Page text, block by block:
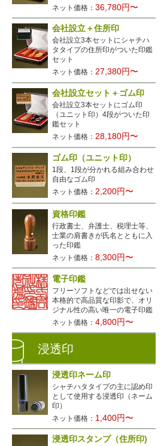
ネット価格：36,780円〜
会社設立＋住所印
会社設立3本セットにシャチハ
タタイプの住所印がついた印鑑
セット
ネット価格：27,380円〜
会社設立セット＋ゴム印
会社設立3本セットにゴム印
（ユニット印）4段がついた印
鑑セット
ネット価格：28,180円〜
ゴム印（ユニット印）
1段、1段が分かれる組み合わせ
自由なゴム印
ネット価格：2,200円〜
資格印鑑
行政書士、弁護士、税理士等、
士業の肩書きが氏名とともに入
った印鑑
ネット価格：8,300円〜
電子印鑑
フリーソフトなどでは出せない
本格的で高品質な印影で、オリ
ジナル性の高い唯一の電子印鑑
ネット価格：4,800円〜
浸透印
浸透印ネーム印
シャチハタタイプの主に認め印
として使用する浸透印（ネーム
印）
ネット価格： 1,400円〜
浸透印スタンプ（住所印)